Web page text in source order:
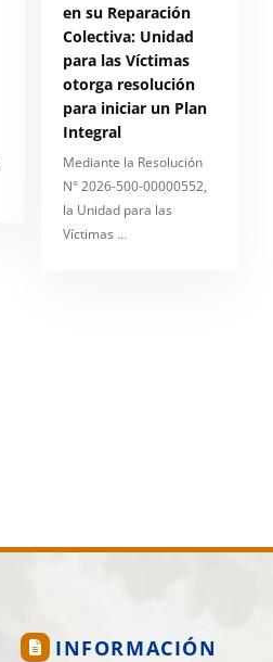
en su Reparación
Colectiva: Unidad
para las Víctimas
otorga resolución
para iniciar un Plan
Integral
Mediante la Resolución
N° 2026-500-00000552,
la Unidad para las
Víctimas …
INFORMACIÓN